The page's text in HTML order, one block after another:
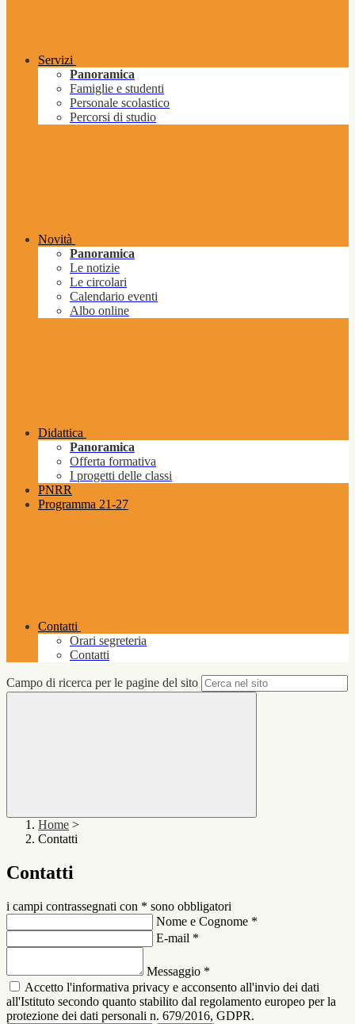
Servizi
Panoramica
Famiglie e studenti
Personale scolastico
Percorsi di studio
Novità
Panoramica
Le notizie
Le circolari
Calendario eventi
Albo online
Didattica
Panoramica
Offerta formativa
I progetti delle classi
PNRR
Programma 21-27
Contatti
Orari segreteria
Contatti
Campo di ricerca per le pagine del sito
Home >
Contatti
Contatti
i campi contrassegnati con * sono obbligatori
Nome e Cognome *
E-mail *
Messaggio *
Accetto l'informativa privacy e acconsento all'invio dei dati
all'Istituto secondo quanto stabilito dal regolamento europeo per la
protezione dei dati personali n. 679/2016, GDPR.